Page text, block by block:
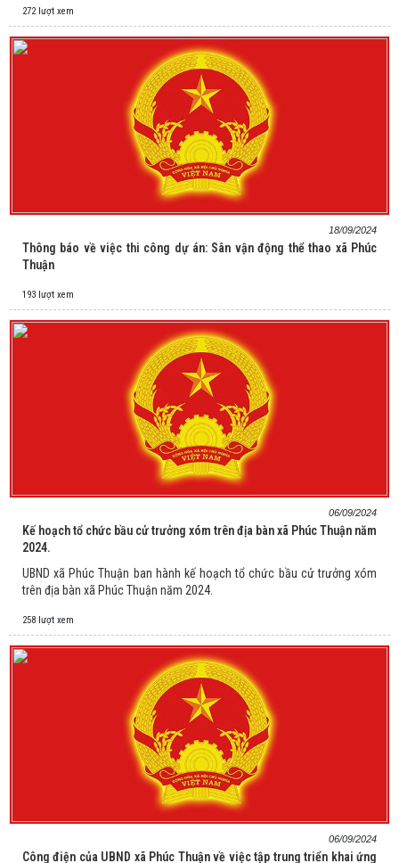
272 lượt xem
18/09/2024
Thông báo về việc thi công dự án: Sân vận động thể thao xã Phúc
Thuận
193 lượt xem
06/09/2024
Kế hoạch tổ chức bầu cử trưởng xóm trên địa bàn xã Phúc Thuận năm
2024.
UBND xã Phúc Thuận ban hành kế hoạch tổ chức bầu cử trưởng xóm
trên địa bàn xã Phúc Thuận năm 2024.
258 lượt xem
06/09/2024
Công điện của UBND xã Phúc Thuận về việc tập trung triển khai ứng